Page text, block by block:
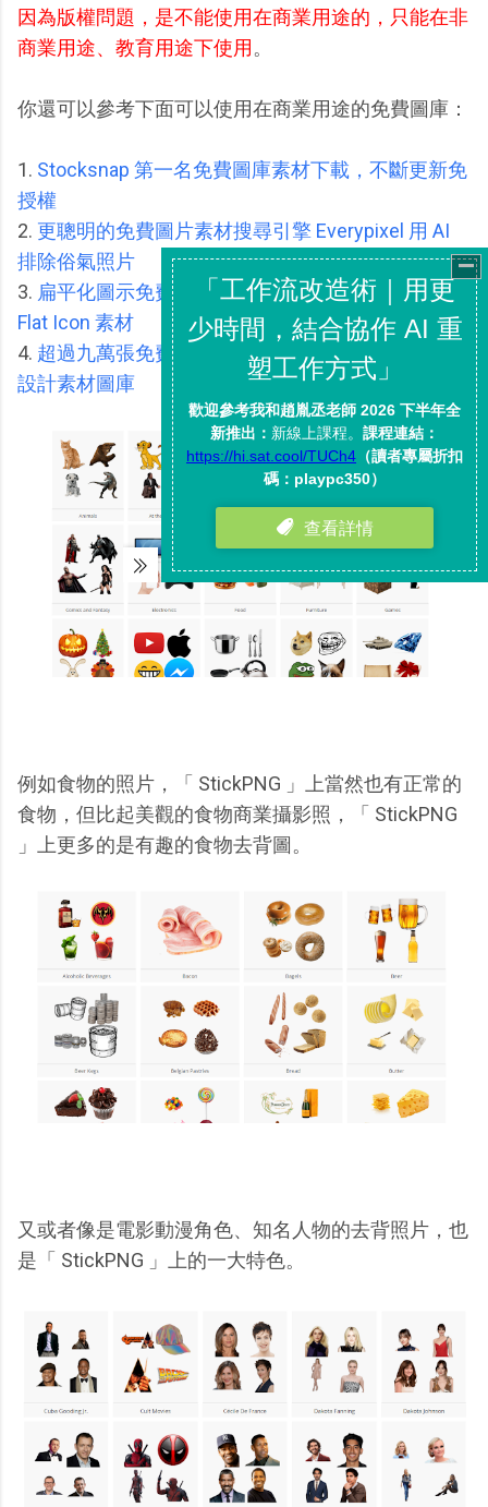
因為版權問題，是不能使用在商業用途的，只能在非
商業用途、教育用途下使用。
你還可以參考下面可以使用在商業用途的免費圖庫：
1. Stocksnap 第一名免費圖庫素材下載，不斷更新免
授權
2. 更聰明的免費圖片素材搜尋引擎 Everypixel 用 AI
排除俗氣照片
3. 扁平化圖示免費下載資源清單，高質感簡報必備
Flat Icon 素材
4. 超過九萬張免費向量圖檔下載！ illustAC 日本商用
設計素材圖庫
例如食物的照片，「 StickPNG 」上當然也有正常的
食物，但比起美觀的食物商業攝影照，「 StickPNG
」上更多的是有趣的食物去背圖。
又或者像是電影動漫角色、知名人物的去背照片，也
是「 StickPNG 」上的一大特色。